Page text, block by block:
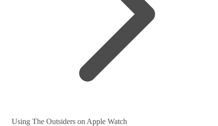
Using The Outsiders on Apple Watch